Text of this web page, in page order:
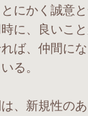
にかく誠意
に、良いこ
ば、仲間に
る。
、新規性の